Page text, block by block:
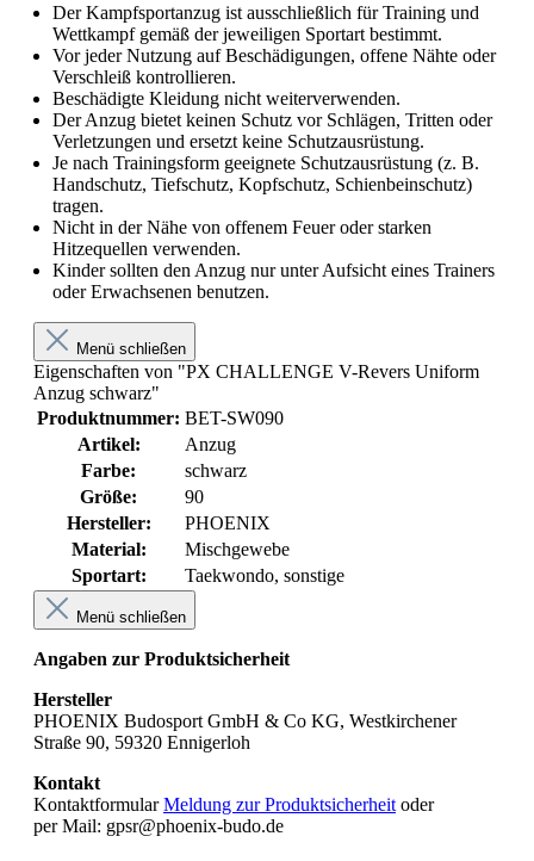
Der Kampfsportanzug ist ausschließlich für Training und
Wettkampf gemäß der jeweiligen Sportart bestimmt.
Vor jeder Nutzung auf Beschädigungen, offene Nähte oder
Verschleiß kontrollieren.
Beschädigte Kleidung nicht weiterverwenden.
Der Anzug bietet keinen Schutz vor Schlägen, Tritten oder
Verletzungen und ersetzt keine Schutzausrüstung.
Je nach Trainingsform geeignete Schutzausrüstung (z. B.
Handschutz, Tiefschutz, Kopfschutz, Schienbeinschutz)
tragen.
Nicht in der Nähe von offenem Feuer oder starken
Hitzequellen verwenden.
Kinder sollten den Anzug nur unter Aufsicht eines Trainers
oder Erwachsenen benutzen.
Menü schließen
Eigenschaften von "PX CHALLENGE V-Revers Uniform
Anzug schwarz"
Produktnummer: BET-SW090
Artikel:
Anzug
Farbe:
schwarz
Größe:
90
Hersteller:
PHOENIX
Material:
Mischgewebe
Sportart:
Taekwondo, sonstige
Menü schließen
Angaben zur Produktsicherheit
Hersteller
PHOENIX Budosport GmbH & Co KG, Westkirchener
Straße 90, 59320 Ennigerloh
Kontakt
KontaktformularMeldung zur Produktsicherheit oder
per Mail: gpsr@phoenix-budo.de